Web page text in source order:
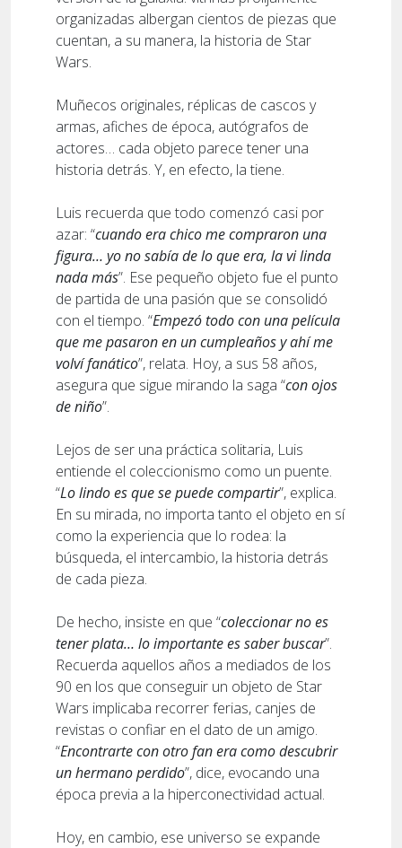
organizadas albergan cientos de piezas que
cuentan, a su manera, la historia de Star
Wars.
Muñecos originales, réplicas de cascos y
armas, afiches de época, autógrafos de
actores… cada objeto parece tener una
historia detrás. Y, en efecto, la tiene.
Luis recuerda que todo comenzó casi por
azar: “cuando era chico me compraron una
figura… yo no sabía de lo que era, la vi linda
nada más”. Ese pequeño objeto fue el punto
de partida de una pasión que se consolidó
con el tiempo. “Empezó todo con una película
que me pasaron en un cumpleaños y ahí me
volví fanático”, relata. Hoy, a sus 58 años,
asegura que sigue mirando la saga “con ojos
de niño”.
Lejos de ser una práctica solitaria, Luis
entiende el coleccionismo como un puente.
“Lo lindo es que se puede compartir”, explica.
En su mirada, no importa tanto el objeto en sí
como la experiencia que lo rodea: la
búsqueda, el intercambio, la historia detrás
de cada pieza.
De hecho, insiste en que “coleccionar no es
tener plata… lo importante es saber buscar”.
Recuerda aquellos años a mediados de los
90 en los que conseguir un objeto de Star
Wars implicaba recorrer ferias, canjes de
revistas o confiar en el dato de un amigo.
“Encontrarte con otro fan era como descubrir
un hermano perdido”, dice, evocando una
época previa a la hiperconectividad actual.
Hoy, en cambio, ese universo se expande